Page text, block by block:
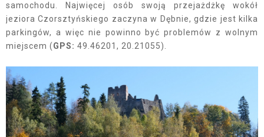
samochodu. Najwięcej osób swoją przejażdżkę wokół
jeziora Czorsztyńskiego zaczyna w Dębnie, gdzie jest kilka
parkingów, a więc nie powinno być problemów z wolnym
miejscem (GPS: 49.46201, 20.21055).